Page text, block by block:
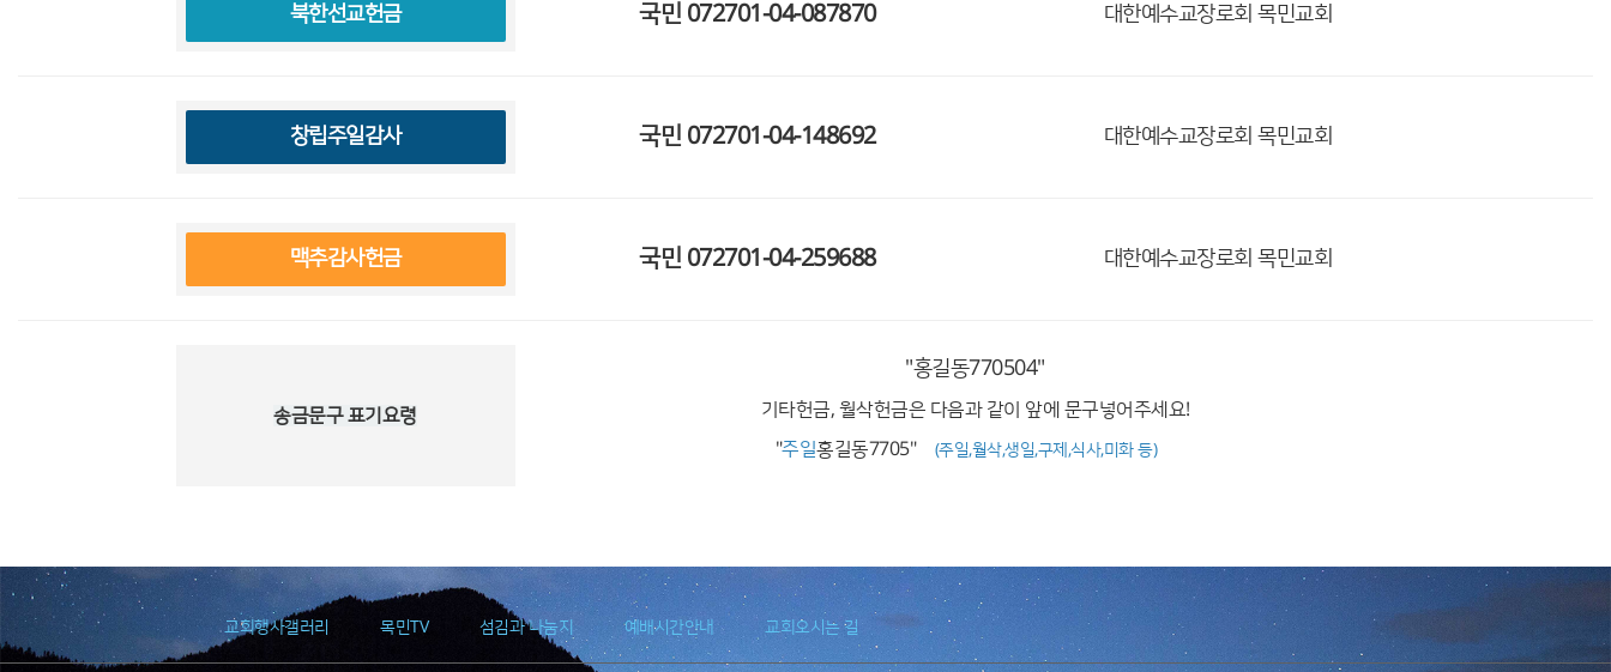
북한선교헌금 국민 072701-04-087870 대한예수교장로회 목민교회
창립주일감사 국민 072701-04-148692 대한예수교장로회 목민교회
맥추감사헌금 국민 072701-04-259688 대한예수교장로회 목민교회
송금문구 표기요령
"홍길동770504"
기타헌금, 월삭헌금은 다음과 같이 앞에 문구넣어주세요!
"주일홍길동7705"목 (주일,월삭,생일,구제,식사,미화 등)회
교회행사갤러리 목민TV 섬김과 나눔지 예배시간안내 교회오시는 길